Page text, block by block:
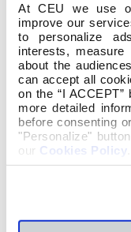
At CEU we use
improve our
to personalize
interests, measure
about the
can accept all
on the “I
more detailed
before consenting
"Personalize"
our Cookies Policy
Ponemos a
información
(Movilidad con
2016-17 en